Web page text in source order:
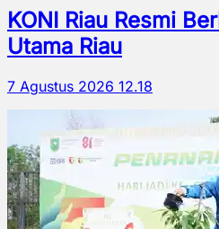
KONI Riau Resmi
Utama Riau
7 Agustus 2026 12.18